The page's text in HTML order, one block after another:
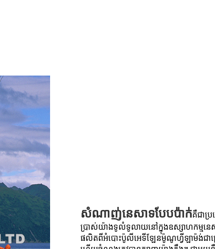
សំណាញ់នេសាទបែបប៉ាក់គឺជាប្
ប្រាស់យ៉ាងទូលំទូលាយនៅក្នុងឧស្សាហកម្មនេសា
ផលិតពីអំបោះប៉ូលីអេទីឡែនម៉ូណូហ្វីឡាម៉ង់ជាច្រ